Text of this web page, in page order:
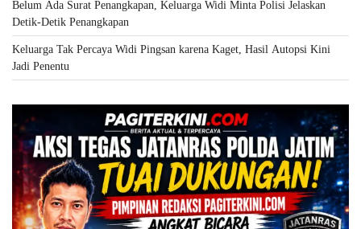
Belum Ada Surat Penangkapan, Keluarga Widi Minta Polisi Jelaskan
Detik-Detik Penangkapan
Keluarga Tak Percaya Widi Pingsan karena Kaget, Hasil Autopsi Kini
Jadi Penentu